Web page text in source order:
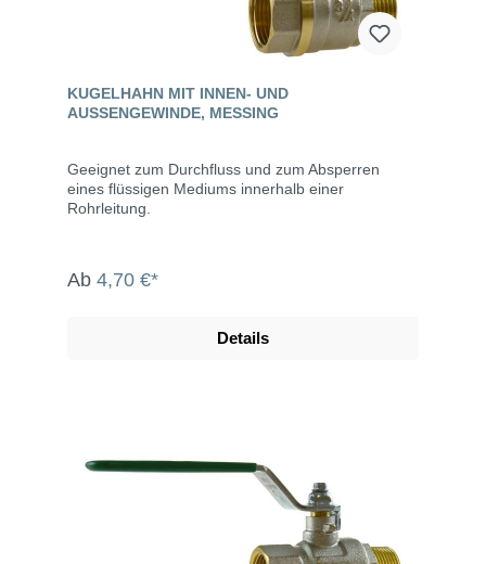
KUGELHAHN MIT INNEN- UND
AUSSENGEWINDE, MESSING
Geeignet zum Durchfluss und zum Absperren
eines flüssigen Mediums innerhalb einer
Rohrleitung.
Ab 4,70 €*
Details